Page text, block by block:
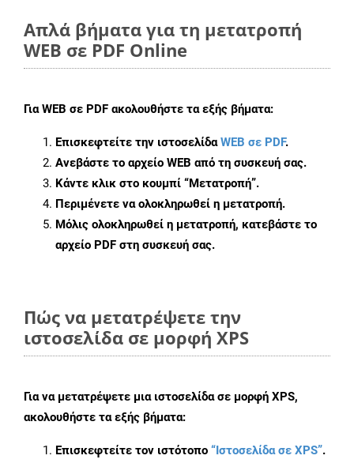
Απλά βήματα για τη μετατροπή
WEB σε PDF Online
ΓιαWEB σε PDF ακολουθήστε τα εξής βήματα:
Επισκεφτείτε την ιστοσελίδαWEB σε PDF.
Ανεβάστε το αρχείο WEB από τη συσκευή σας.
Κάντε κλικ στο κουμπί “Μετατροπή”.
Περιμένετε να ολοκληρωθεί η μετατροπή.
Μόλις ολοκληρωθεί η μετατροπή, κατεβάστε το
αρχείο PDF στη συσκευή σας.
Πώς να μετατρέψετε την
ιστοσελίδα σε μορφή XPS
Για να μετατρέψετε μια ιστοσελίδα σε μορφή XPS,
ακολουθήστε τα εξής βήματα:
Επισκεφτείτε τον ιστότοπο “Ιστοσελίδα σε XPS”.